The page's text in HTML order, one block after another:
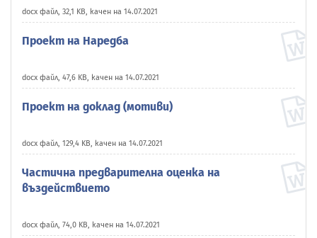
docx файл, 32,1 KB, качен на 14.07.2021
Проект на Наредба
docx файл, 47,6 KB, качен на 14.07.2021
Проект на доклад (мотиви)
docx файл, 129,4 KB, качен на 14.07.2021
Частична предварителна оценка на
въздействието
docx файл, 74,0 KB, качен на 14.07.2021